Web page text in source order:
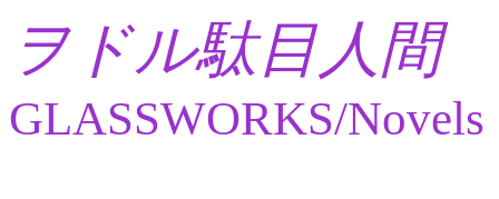
ヲドル駄目人間
GLASSWORKS/Novels